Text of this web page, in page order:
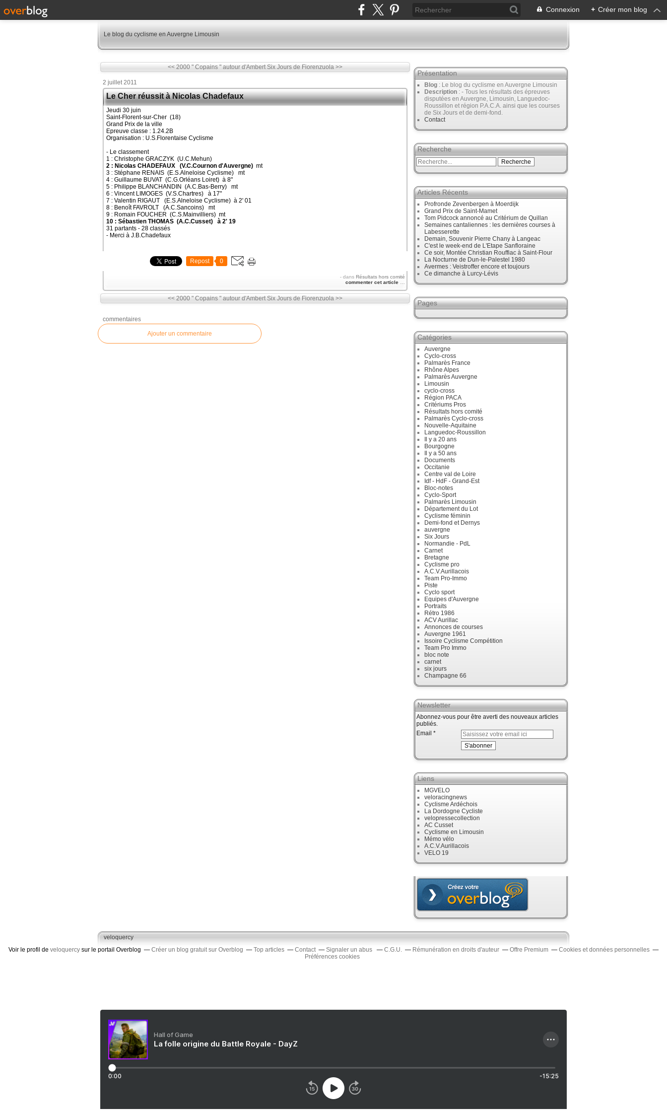
Connexion + Créer mon blog
Le blog du cyclisme en Auvergne Limousin
<< 2000 " Copains " autour d'Ambert Six Jours de Fiorenzuola >>
2 juillet 2011
Le Cher réussit à Nicolas Chadefaux
Jeudi 30 juin
Saint-Florent-sur-Cher (18)
Grand Prix de la ville
Epreuve classe : 1.24.2B
Organisation : U.S.Florentaise Cyclisme
- Le classement
1 : Christophe GRACZYK (U.C.Mehun)
2 : Nicolas CHADEFAUX (V.C.Cournon d'Auvergne) mt
3 : Stéphane RENAIS (E.S.Alneloise Cyclisme) mt
4 : Guillaume BUVAT (C.G.Orléans Loiret) à 8"
5 : Philippe BLANCHANDIN (A.C.Bas-Berry) mt
6 : Vincent LIMOGES (V.S.Chartres) à 17"
7 : Valentin RIGAUT (E.S.Alneloise Cyclisme) à 2' 01
8 : Benoît FAVROLT (A.C.Sancoins) mt
9 : Romain FOUCHER (C.S.Mainvilliers) mt
10 : Sébastien THOMAS (A.C.Cusset) à 2' 19
31 partants - 28 classés
- Merci à J.B.Chadefaux
Repost 0
- dans Résultats hors comité
commenter cet article
<< 2000 " Copains " autour d'Ambert Six Jours de Fiorenzuola >>
commentaires
Ajouter un commentaire
Présentation
Blog : Le blog du cyclisme en Auvergne Limousin
Description : - Tous les résultats des épreuves
disputées en Auvergne, Limousin, Languedoc-
Roussillon et région P.A.C.A. ainsi que les courses
de Six Jours et de demi-fond.
Contact
Recherche
Articles Récents
Profronde Zevenbergen à Moerdijk
Grand Prix de Saint-Mamet
Tom Pidcock annoncé au Critérium de Quillan
Semaines cantaliennes : les dernières courses à
Labesserette
Demain, Souvenir Pierre Chany à Langeac
C'est le week-end de L'Etape Sanfloraine
Ce soir, Montée Christian Rouffiac à Saint-Flour
La Nocturne de Dun-le-Palestel 1980
Avermes : Veistroffer encore et toujours
Ce dimanche à Lurcy-Lévis
Pages
Catégories
Auvergne
Cyclo-cross
Palmarès France
Rhône Alpes
Palmarès Auvergne
Limousin
cyclo-cross
Région PACA
Critériums Pros
Résultats hors comité
Palmarès Cyclo-cross
Nouvelle-Aquitaine
Languedoc-Roussillon
Il y a 20 ans
Bourgogne
Il y a 50 ans
Documents
Occitanie
Centre val de Loire
Idf - HdF - Grand-Est
Bloc-notes
Cyclo-Sport
Palmarès Limousin
Département du Lot
Cyclisme féminin
Demi-fond et Dernys
auvergne
Six Jours
Normandie - PdL
Carnet
Bretagne
Cyclisme pro
A.C.V.Aurillacois
Team Pro-Immo
Piste
Cyclo sport
Equipes d'Auvergne
Portraits
Rétro 1986
ACV Aurillac
Annonces de courses
Auvergne 1961
Issoire Cyclisme Compétition
Team Pro Immo
bloc note
carnet
six jours
Champagne 66
Newsletter
Abonnez-vous pour être averti des nouveaux articles
publiés.
Email
Liens
MGVELO
veloracingnews
Cyclisme Ardéchois
La Dordogne Cycliste
velopressecollection
AC Cusset
Cyclisme en Limousin
Mémo vélo
A.C.V.Aurillacois
VELO 19
veloquercy
Voir le profil de veloquercy sur le portail Overblog Créer un blog gratuit sur Overblog Top articles Contact Signaler un abus C.G.U. Rémunération en droits d'auteur Offre Premium
Cookies et données personnelles
Préférences cookies
Hall of Game
La folle origine du Battle Royale - DayZ
0:00 -15:25